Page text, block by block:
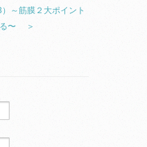
～筋膜２大ポイント
る〜 ＞